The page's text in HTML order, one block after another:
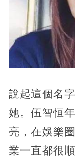
說起這個名
她。伍智恒
亮，在娛樂
業一直都很